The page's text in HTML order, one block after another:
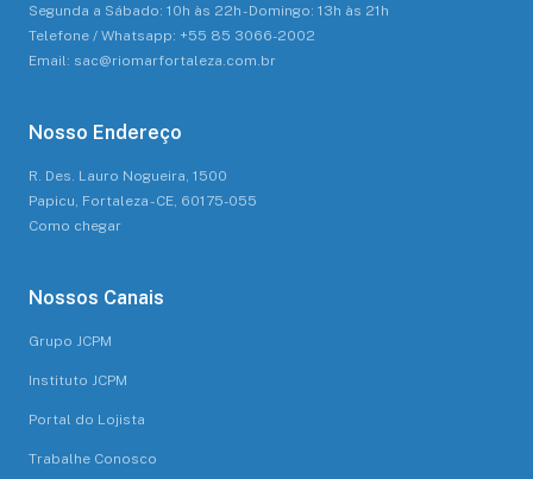
Segunda a Sábado: 10h às 22h - Domingo: 13h às 21h
Telefone / Whatsapp: +55 85 3066-2002
Email: sac@riomarfortaleza.com.br
Nosso Endereço
R. Des. Lauro Nogueira, 1500
Papicu, Fortaleza - CE, 60175-055
Como chegar
Nossos Canais
Grupo JCPM
Instituto JCPM
Portal do Lojista
Trabalhe Conosco